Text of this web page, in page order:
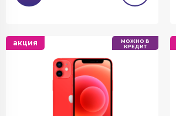
акция
МОЖНО В
КРЕДИТ